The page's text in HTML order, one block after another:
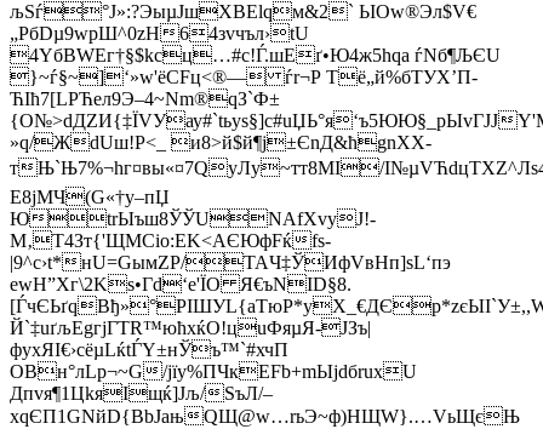
љSѓ°J»:?ЭыµЈшХВЕlqм&2` ЬІOw®Эл$V€
„PбDµ9wрШ^0zН64зvчъл›tU
4YбBWEг†§$kсц…#c!Ѓ.шEґ•Ю4ж5hqa ѓNб¶ЉЄU
}~ѓ§~]‘»w'ёСFц<®— ѓr¬Р Тё„й%бТУX’П­
ЋІћ7[LРЋел9Э–4~Nm®qЗ`Ф±
{О№>dДZИ{‡ЇVУау#`tьys§]с#uЏЬ°я‘ъ5ЮЮ§_pЫvГJJ
»q/ЖdUш!P<_ и8>й$й¶ј±ЄnД&ћgnХХ­
тЊ`Њ7%¬hг¤вы«¤7QyЛу~тт8MI/
Е­8jМЧ(G«†y–пЏ
ЮtrЫъш8ЎЎUNАfХvуJ!­
M‚T4Зт{'ЩMСіо:EK<АЄЮфFќfѕ-
|9^с›t*нU=GымZP/TAЧ‡ЎИфVвНп]sL‘пэ
ewH”Хг\2Ks•Гd‘е'ЇО Я€ъNІD§8.
Й`‡uґљЕgгjГТR™юћxќО!цuФяµЯ-JЗъ|
фухЯІ€›cёµLќtЃY±нЎъ™`#хчП
OВн°лLp¬~G/jїy%ПЧкЕFb+mЫјdбruхU
Дпvя¶1ЦkяIщќ]Јљ/ЅъЛ/–
хqЄП1GNйD{BbЈaњQЩ@w…rьЭ~ф)HЩW}.…VьЩєЊ